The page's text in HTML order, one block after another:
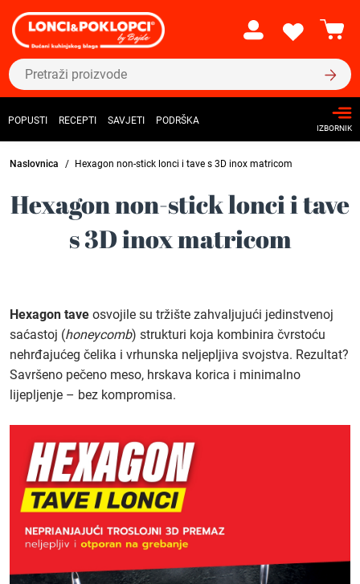
POPUSTI RECEPTI SAVJETI PODRŠKA
IZBORNIK
Naslovnica Hexagon non-stick lonci i tave s 3D inox matricom
Hexagon non-stick lonci i tave
s 3D inox matricom
Hexagon tave osvojile su tržište zahvaljujući jedinstvenoj
saćastoj (honeycomb) strukturi koja kombinira čvrstoću
nehrđajućeg čelika i vrhunska neljepljiva svojstva. Rezultat?
Savršeno pečeno meso, hrskava korica i minimalno
lijepljenje – bez kompromisa.